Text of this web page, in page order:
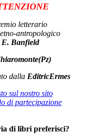
letterario
antropologico
E. Banfield
dalla EditricErmes
sul nostro sito
di partecipazione
di libri preferisci?